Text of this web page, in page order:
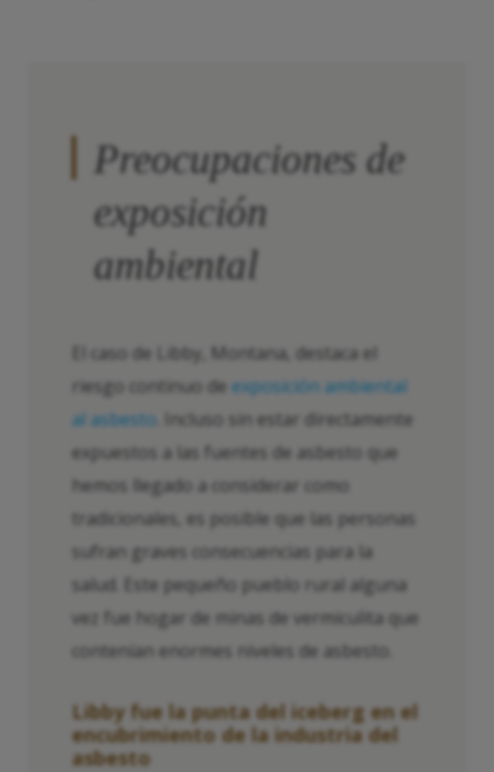
Preocupaciones de
exposición
ambiental
El caso de Libby, Montana, destaca el
riesgo continuo de exposición ambiental
al asbesto . Incluso sin estar directamente
expuestos a las fuentes de asbesto que
hemos llegado a considerar como
tradicionales, es posible que las personas
sufran graves consecuencias para la
salud. Este pequeño pueblo rural alguna
vez fue hogar de minas de vermiculita que
contenían enormes niveles de asbesto.
Libby fue la punta del iceberg en el
encubrimiento de la industria del
asbesto